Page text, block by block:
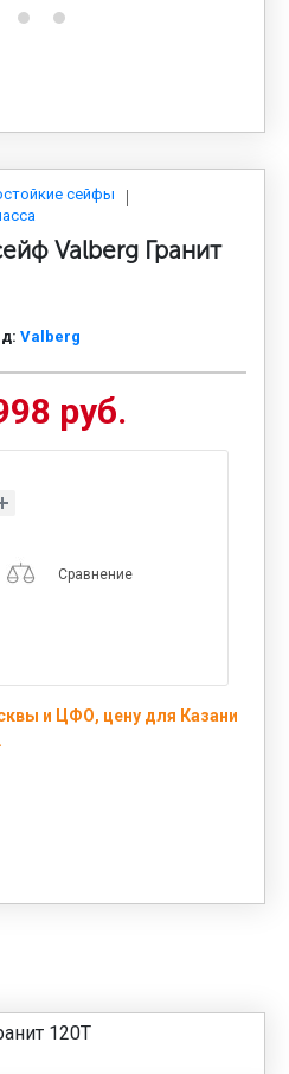
сейфы
Valberg Гранит
Valberg
руб.
Сравнение
и ЦФО, цену для Казани
120Т